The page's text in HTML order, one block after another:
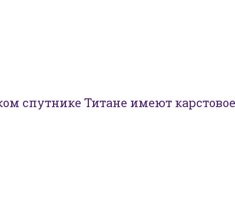
спутнике Титане имеют карстовое